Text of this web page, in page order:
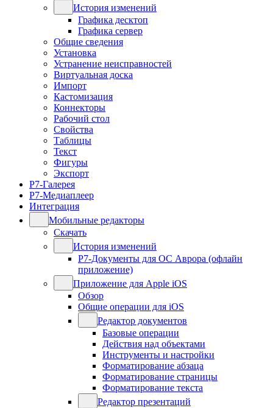
История изменений
Графика десктоп
Графика сервер
Общие сведения
Установка
Устранение неисправностей
Виртуальная доска
Импорт
Кастомизация
Коннекторы
Рабочий стол
Свойства
Таблицы
Текст
Фигуры
Экспорт
Р7-Галерея
Р7-Медиаплеер
Интеграция
Мобильные редакторы
Скачать
История изменений
Р7-Документы для ОС Аврора (офлайн
приложение)
Приложение для Apple iOS
Обзор
Общие операции для iOS
Редактор документов
Базовые операции
Действия над объектами
Инструменты и настройки
Форматирование абзаца
Форматирование страницы
Форматирование текста
Редактор презентаций